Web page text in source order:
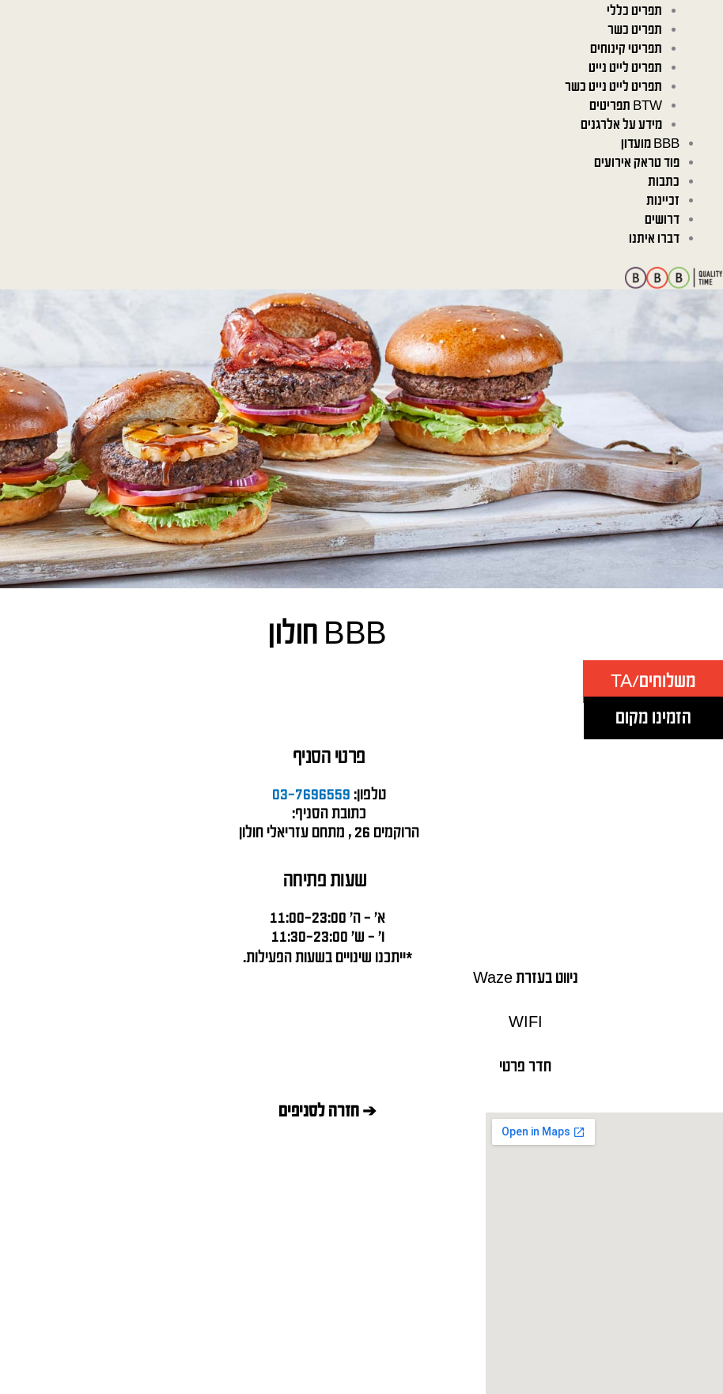
תפריט כללי
תפריט כשר
תפריטי קינוחים
תפריט לייט נייט
תפריט לייט נייט כשר
BTW תפריטים
מידע על אלרגנים
BBB מועדון
פוד טראק אירועים
כתבות
זכיינות
דרושים
דברו איתנו
BBB חולון
משלוחים/TA
הזמינו מקום
פרטי הסניף
טלפון: 03-7696559
כתובת הסניף:
הרוקמים 26 , מתחם עזריאלי חולון
שעות פתיחה
א' – ה' 11:00-23:00
ו' – ש' 11:30-23:00
*ייתכנו שינויים בשעות הפעילות.
ניווט בעזרת Waze
WIFI
חדר פרטי
➔ חזרה לסניפים